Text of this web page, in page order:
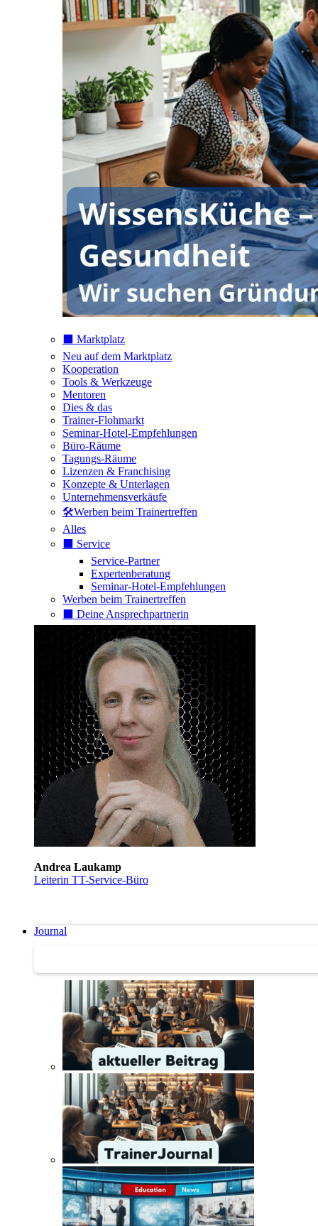
⬛️ Marktplatz
Neu auf dem Marktplatz
Kooperation
Tools & Werkzeuge
Mentoren
Dies & das
Trainer-Flohmarkt
Seminar-Hotel-Empfehlungen
Büro-Räume
Tagungs-Räume
Lizenzen & Franchising
Konzepte & Unterlagen
Unternehmensverkäufe
🛠️Werben beim Trainertreffen
Alles
⬛️ Service
Service-Partner
Expertenberatung
Seminar-Hotel-Empfehlungen
Werben beim Trainertreffen
⬛️ Deine Ansprechpartnerin
Andrea Laukamp
Leiterin TT-Service-Büro
Journal